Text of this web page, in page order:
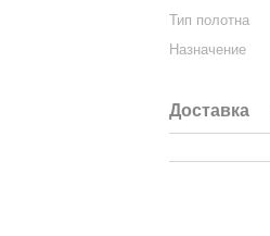
Тип полотна
Назначение
Доставка